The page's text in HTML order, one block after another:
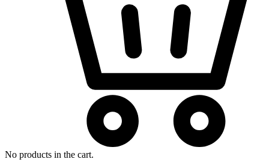
No products in the cart.